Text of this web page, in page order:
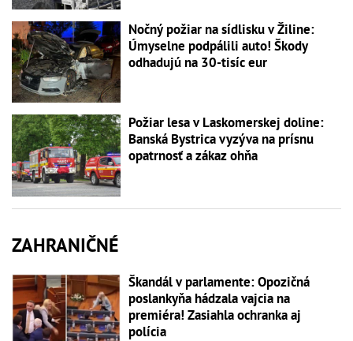
Nočný požiar na sídlisku v Žiline:
Úmyselne podpálili auto! Škody
odhadujú na 30-tisíc eur
Požiar lesa v Laskomerskej doline:
Banská Bystrica vyzýva na prísnu
opatrnosť a zákaz ohňa
ZAHRANIČNÉ
Škandál v parlamente: Opozičná
poslankyňa hádzala vajcia na
premiéra! Zasiahla ochranka aj
polícia